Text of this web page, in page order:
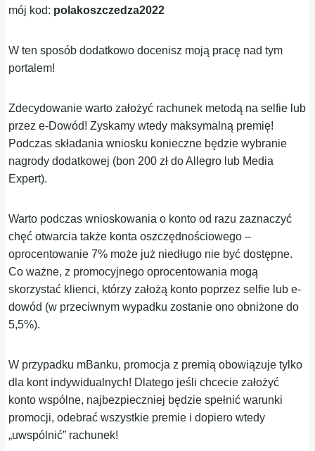
mój kod: polakoszczedza2022
W ten sposób dodatkowo docenisz moją pracę nad tym
portalem!
Zdecydowanie warto założyć rachunek metodą na selfie lub
przez e-Dowód! Zyskamy wtedy maksymalną premię!
Podczas składania wniosku konieczne będzie wybranie
nagrody dodatkowej (bon 200 zł do Allegro lub Media
Expert).
Warto podczas wnioskowania o konto od razu zaznaczyć
chęć otwarcia także konta oszczędnościowego –
oprocentowanie 7% może już niedługo nie być dostępne.
Co ważne, z promocyjnego oprocentowania mogą
skorzystać klienci, którzy założą konto poprzez selfie lub e-
dowód (w przeciwnym wypadku zostanie ono obniżone do
5,5%).
W przypadku mBanku, promocja z premią obowiązuje tylko
dla kont indywidualnych! Dlatego jeśli chcecie założyć
konto wspólne, najbezpieczniej będzie spełnić warunki
promocji, odebrać wszystkie premie i dopiero wtedy
„uwspólnić” rachunek!